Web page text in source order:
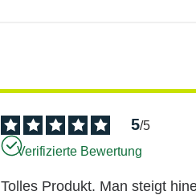
5/5
Verifizierte Bewertung
Tolles Produkt. Man steigt